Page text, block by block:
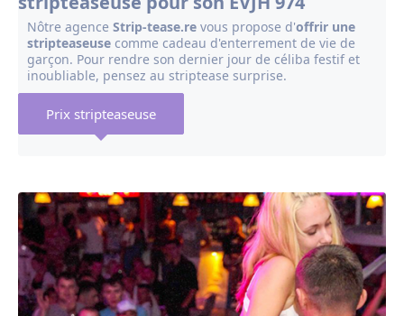
Nôtre agence Strip-tease.re vous propose d'offrir une
stripteaseuse comme cadeau d'enterrement de vie de
garçon. Pour rendre son dernier jour de céliba festif et
inoubliable, pensez au striptease surprise.
Prix stripteaseuse